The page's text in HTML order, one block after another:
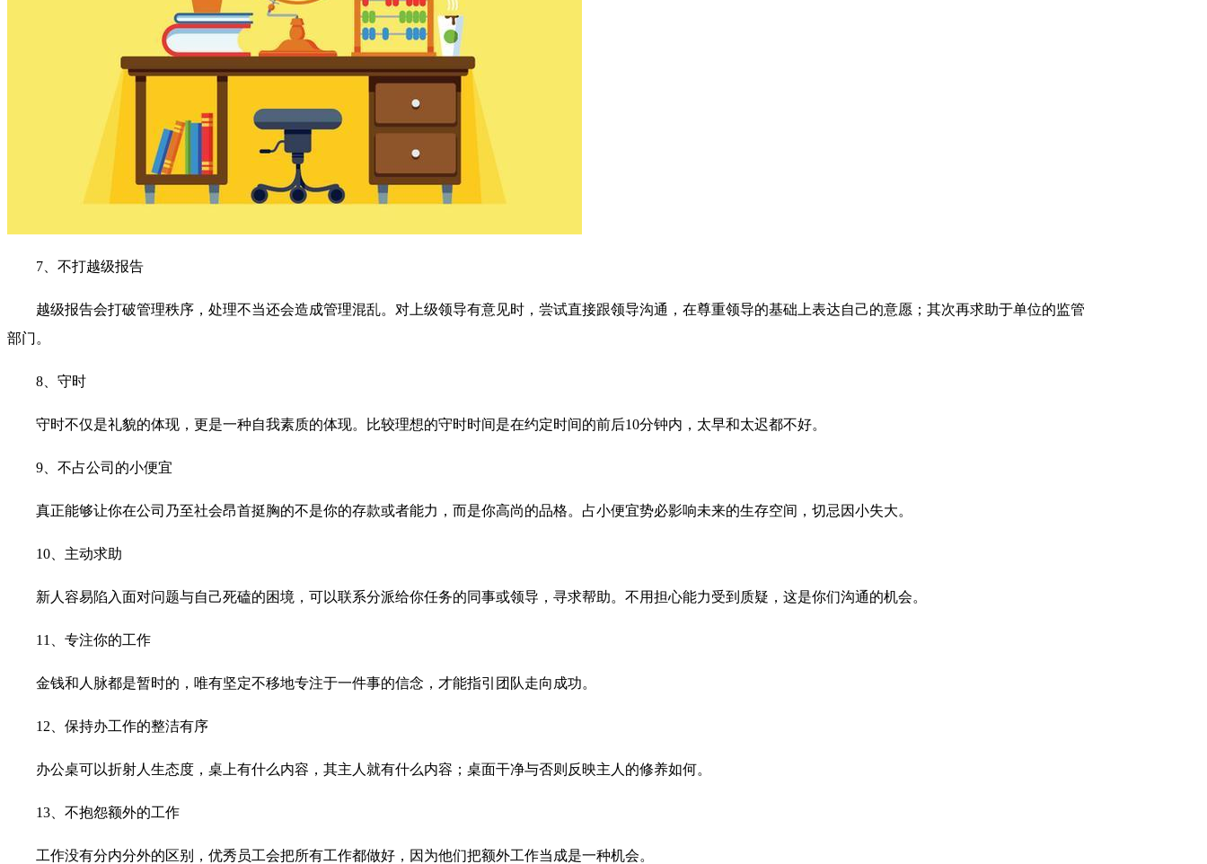
7、不打越级报告
越级报告会打破管理秩序，处理不当还会造成管理混乱。对上级领导有意见时，尝试直接跟领导沟通，在尊重领导的基础上表达自己的意愿；其次再求助于单位的监管
部门。
8、守时
守时不仅是礼貌的体现，更是一种自我素质的体现。比较理想的守时时间是在约定时间的前后10分钟内，太早和太迟都不好。
9、不占公司的小便宜
真正能够让你在公司乃至社会昂首挺胸的不是你的存款或者能力，而是你高尚的品格。占小便宜势必影响未来的生存空间，切忌因小失大。
10、主动求助
新人容易陷入面对问题与自己死磕的困境，可以联系分派给你任务的同事或领导，寻求帮助。不用担心能力受到质疑，这是你们沟通的机会。
11、专注你的工作
金钱和人脉都是暂时的，唯有坚定不移地专注于一件事的信念，才能指引团队走向成功。
12、保持办工作的整洁有序
办公桌可以折射人生态度，桌上有什么内容，其主人就有什么内容；桌面干净与否则反映主人的修养如何。
13、不抱怨额外的工作
工作没有分内分外的区别，优秀员工会把所有工作都做好，因为他们把额外工作当成是一种机会。